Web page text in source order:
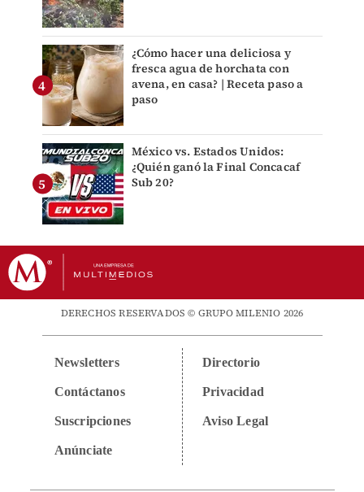
¿Cómo hacer una deliciosa y
fresca agua de horchata con
avena, en casa? | Receta paso a
paso
México vs. Estados Unidos:
¿Quién ganó la Final Concacaf
Sub 20?
DERECHOS RESERVADOS © GRUPO MILENIO 2026
Newsletters
Contáctanos
Suscripciones
Anúnciate
Directorio
Privacidad
Aviso Legal